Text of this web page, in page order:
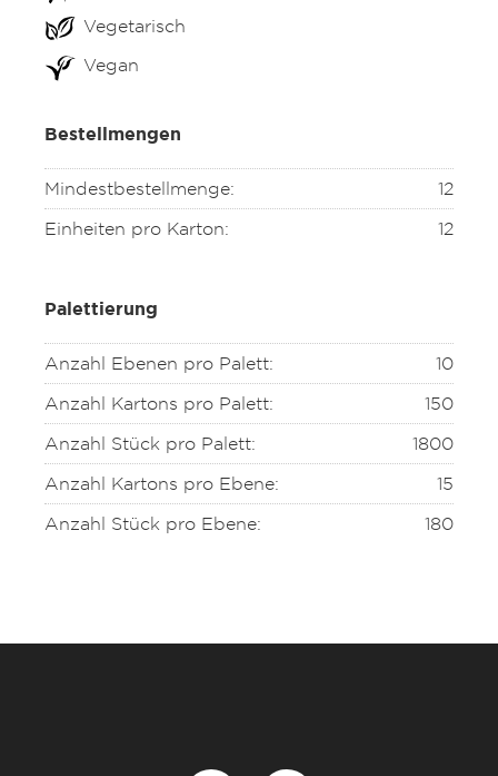
Vegetarisch
Vegan
Bestellmengen
Mindestbestellmenge:
12
Einheiten pro Karton:
12
Palettierung
Anzahl Ebenen pro Palett:
10
Anzahl Kartons pro Palett:
150
Anzahl Stück pro Palett:
1800
Anzahl Kartons pro Ebene:
15
Anzahl Stück pro Ebene:
180